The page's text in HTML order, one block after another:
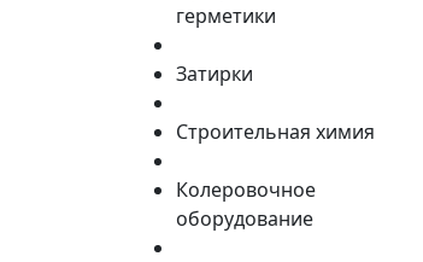
герметики
Затирки
Строительная химия
Колеровочное
оборудование